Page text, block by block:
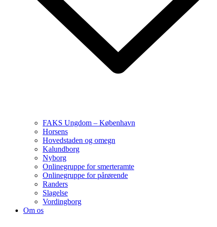
FAKS Ungdom – København
Horsens
Hovedstaden og omegn
Kalundborg
Nyborg
Onlinegruppe for smerteramte
Onlinegruppe for pårørende
Randers
Slagelse
Vordingborg
Om os